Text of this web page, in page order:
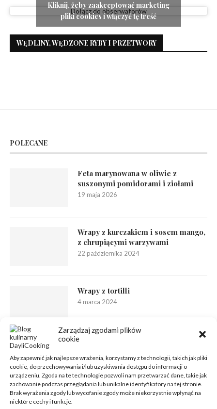
Zarządzaj zgodami plików
cookie
Aby zapewnić jak najlepsze wrażenia, korzystamy z technologii, takich jak pliki
cookie, do przechowywania i/lub uzyskiwania dostępu do informacji o
urządzeniu. Zgoda na te technologie pozwoli nam przetwarzać dane, takie jak
zachowanie podczas przeglądania lub unikalne identyfikatory na tej stronie.
Brak wyrażenia zgody lub wycofanie zgody może niekorzystnie wpłynąć na
niektóre cechy i funkcje.
Dołącz do obserwatorów
Kliknij, żeby zaakceptować marketing
pliki cookies i włączyć tę treść
WĘDLINY, WĘDZONE RYBY I PRZETWORY
POLECANE
Feta marynowana w oliwie z
suszonymi pomidorami i ziołami
19 maja 2026
Wrapy z kurczakiem i sosem mango,
z chrupiącymi warzywami
22 października 2024
Wrapy z tortilli
4 marca 2024